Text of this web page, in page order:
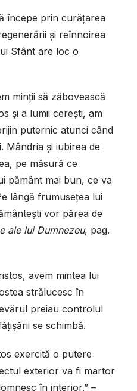
începe prin curățarea
și reînnoirea
Sfânt are loc o
minții să zăbovească
și a lumii cerești, am
puternic atunci când
Mândria și iubirea de
pe măsură ce
pământ mai bun, ce va
lângă frumusețea lui
vor părea de
ale lui Dumnezeu, pag.
avem mintea lui
strălucesc în
preiau controlul
se schimbă.
exercită o putere
ex­terior va fi martor
în interior.” –